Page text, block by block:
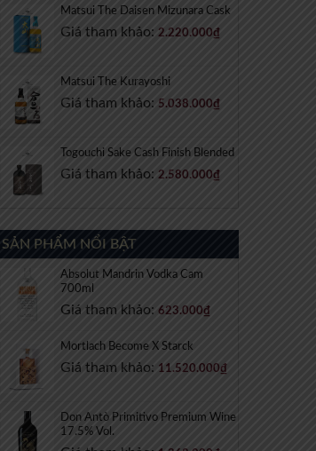
Matsui The Daisen Mizunara Cask
Giá tham khảo: 2.220.000₫
Matsui The Kurayoshi
Giá tham khảo: 5.038.000₫
Togouchi Sake Cash Finish Blended
Giá tham khảo: 2.580.000₫
SẢN PHẨM NỔI BẬT
Absolut Mandrin Vodka Cam
700ml
Giá tham khảo: 623.000₫
Mortlach Become X Starck
Giá tham khảo: 11.520.000₫
Don Antò Primitivo Premium Wine
17.5% Vol.